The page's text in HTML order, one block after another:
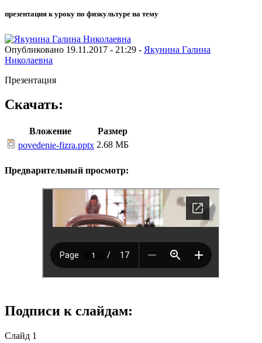
презентация к уроку по физкультуре на тему
Опубликовано 19.11.2017 - 21:29 - Якунина Галина
Николаевна
Презентация
Скачать:
Вложение
Размер
povedenie-fizra.pptx 2.68 МБ
Предварительный просмотр:
Подписи к слайдам:
Слайд 1